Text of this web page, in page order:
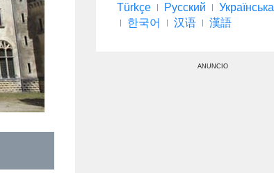
Türkçe
Русский Українська
한국어
汉语 漢語
ANUNCIO